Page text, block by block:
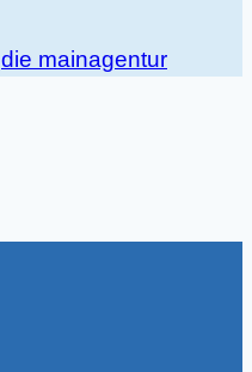
die mainagentur